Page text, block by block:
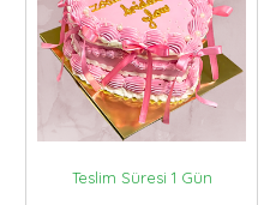
Teslim Süresi 1 Gün